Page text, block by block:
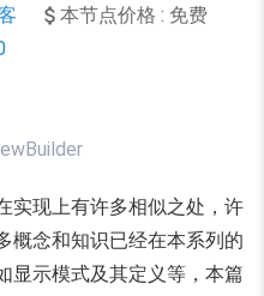
本节点价格 : 免费
实现上有许多相似之处，许
概念和知识已经在本系列的
显示模式及其定义等，本篇